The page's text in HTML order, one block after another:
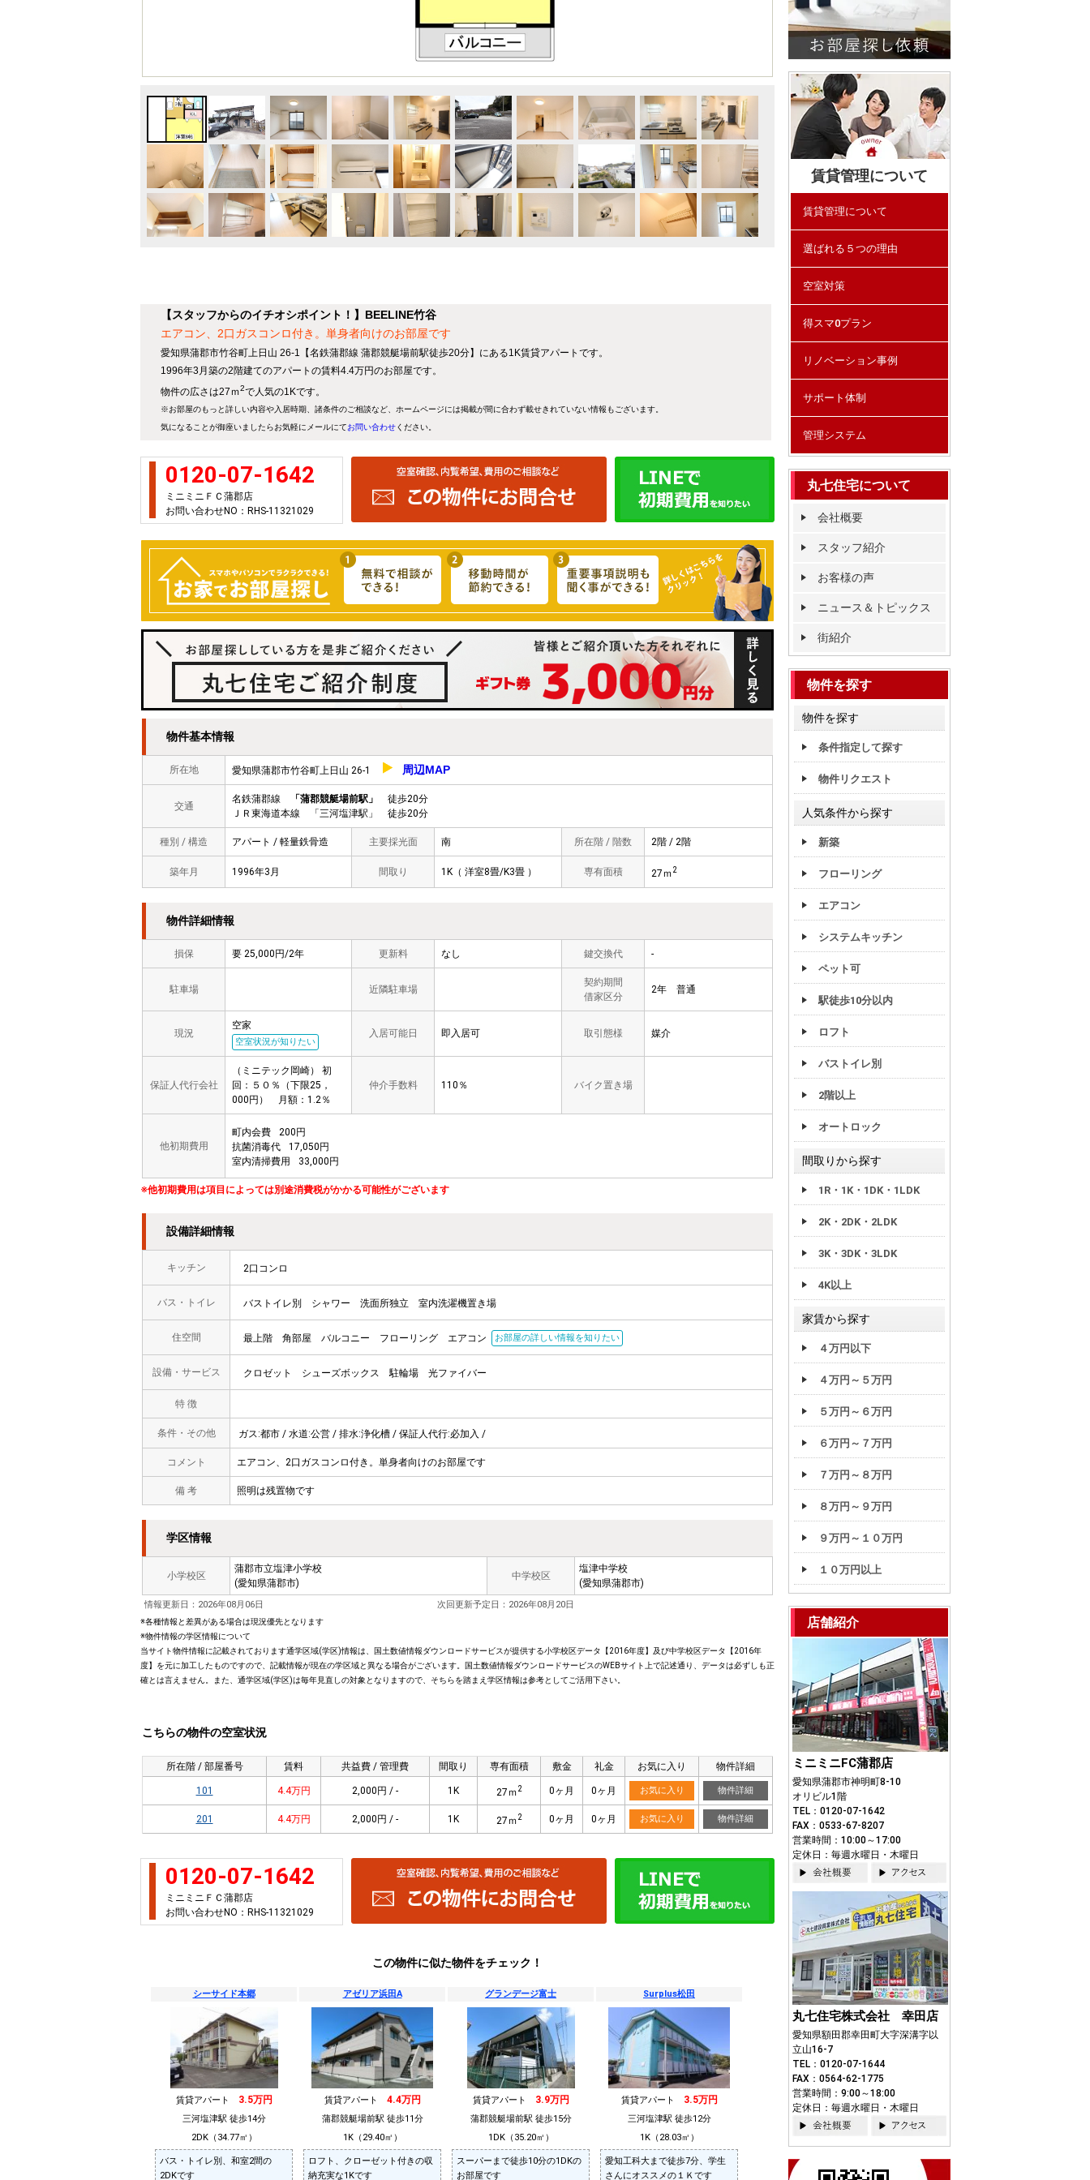
【スタッフからのイチオシポイント！】BEELINE竹谷
エアコン、2口ガスコンロ付き。単身者向けのお部屋です
愛知県蒲郡市竹谷町上日山 26-1【名鉄蒲郡線 蒲郡競艇場前駅徒歩20分】にある1K賃貸アパートです。
1996年3月築の2階建てのアパートの賃料4.4万円のお部屋です。
物件の広さは27ｍ2で人気の1Kです。
※お部屋のもっと詳しい内容や入居時期、諸条件のご相談など、ホームページには掲載が間に合わず載せきれていない情報もございます。
気になることが御座いましたらお気軽にメールにてお問い合わせください。
0120-07-1642
ミニミニＦＣ蒲郡店
お問い合わせNO：RHS-11321029
物件基本情報
所在地 愛知県蒲郡市竹谷町上日山 26-1 周辺MAP
交通
名鉄蒲郡線 「蒲郡競艇場前駅」
徒歩20分
ＪＲ東海道本線 「三河塩津駅」 徒歩20分
種別 / 構造 アパート / 軽量鉄骨造 主要採光面 南 所在階 / 階数 2階 / 2階
築年月 1996年3月 間取り 1K（ 洋室8畳/K3畳 ） 専有面積 27ｍ2
物件詳細情報
損保 要 25,000円/2年 更新料 なし 鍵交換代 -
駐車場 近隣駐車場
契約期間
借家区分
2年 普通
現況
空家
空室状況が知りたい
入居可能日 即入居可 取引態様 媒介
保証人代行会社
（ミニテック岡崎） 初
回：５０％（下限25，
000円） 月額：1.2％
仲介手数料 110％ バイク置き場
他初期費用
町内会費
200円
抗菌消毒代
17,050円
室内清掃費用
33,000円
※他初期費用は項目によっては別途消費税がかかる可能性がございます
設備詳細情報
キッチン 2口コンロ
バス・トイレ バストイレ別 シャワー 洗面所独立 室内洗濯機置き場
住空間 最上階 角部屋 バルコニー フローリング エアコン お部屋の詳しい情報を知りたい
設備・サービス クロゼット シューズボックス 駐輪場 光ファイバー
特 徴
条件・その他 ガス:都市 / 水道:公営 / 排水:浄化槽 / 保証人代行:必加入 /
コメント エアコン、2口ガスコンロ付き。単身者向けのお部屋です
備 考 照明は残置物です
学区情報
小学校区
蒲郡市立塩津小学校
(愛知県蒲郡市)
中学校区
塩津中学校
(愛知県蒲郡市)
情報更新日：2026年08月06日 次回更新予定日：2026年08月20日
※各種情報と差異がある場合は現況優先となります
※物件情報の学区情報について
当サイト物件情報に記載されております通学区域(学区)情報は、国土数値情報ダウンロードサービスが提供する小学校区データ【2016年度】及び中学校区データ【2016年
度】を元に加工したものですので、記載情報が現在の学区域と異なる場合がございます。国土数値情報ダウンロードサービスのWEBサイト上で記述通り、データは必ずしも正
確とは言えません。また、通学区域(学区)は毎年見直しの対象となりますので、そちらを踏まえ学区情報は参考としてご活用下さい。
こちらの物件の空室状況
所在階 / 部屋番号 賃料 共益費 / 管理費 間取り 専有面積 敷金 礼金 お気に入り 物件詳細
101 4.4万円 2,000円 / - 1K 27ｍ2 0ヶ月 0ヶ月 お気に入り 物件詳細
201 4.4万円 2,000円 / - 1K 27ｍ2 0ヶ月 0ヶ月 お気に入り 物件詳細
0120-07-1642
ミニミニＦＣ蒲郡店
お問い合わせNO：RHS-11321029
この物件に似た物件をチェック！
シーサイド本郷
賃貸アパート 3.5万円
三河塩津駅 徒歩14分
2DK（34.77㎡）
バス・トイレ別、和室2間の
2DKです
アゼリア浜田A
賃貸アパート 4.4万円
蒲郡競艇場前駅 徒歩11分
1K（29.40㎡）
ロフト、クローゼット付きの収
納充実な1Kです
グランデージ富士
賃貸アパート 3.9万円
蒲郡競艇場前駅 徒歩15分
1DK（35.20㎡）
スーパーまで徒歩10分の1DKの
お部屋です
Surplus松田
賃貸アパート 3.5万円
三河塩津駅 徒歩12分
1K（28.03㎡）
愛知工科大まで徒歩7分、学生
さんにオススメの１Ｋです
賃貸管理について
賃貸管理について
選ばれる５つの理由
空室対策
得スマ0プラン
リノベーション事例
サポート体制
管理システム
丸七住宅について
会社概要
スタッフ紹介
お客様の声
ニュース＆トピックス
街紹介
物件を探す
物件を探す
条件指定して探す
物件リクエスト
人気条件から探す
新築
フローリング
エアコン
システムキッチン
ペット可
駅徒歩10分以内
ロフト
バストイレ別
2階以上
オートロック
間取りから探す
1R・1K・1DK・1LDK
2K・2DK・2LDK
3K・3DK・3LDK
4K以上
家賃から探す
４万円以下
４万円～５万円
５万円～６万円
６万円～７万円
７万円～８万円
８万円～９万円
９万円～１０万円
１０万円以上
店舗紹介
ミニミニFC蒲郡店
愛知県蒲郡市神明町8-10
オリビル1階
TEL：0120-07-1642
FAX：0533-67-8207
営業時間：10:00～17:00
定休日：毎週水曜日・木曜日
丸七住宅株式会社 幸田店
愛知県額田郡幸田町大字深溝字以
立山16-7
TEL：0120-07-1644
FAX：0564-62-1775
営業時間：9:00～18:00
定休日：毎週水曜日・木曜日